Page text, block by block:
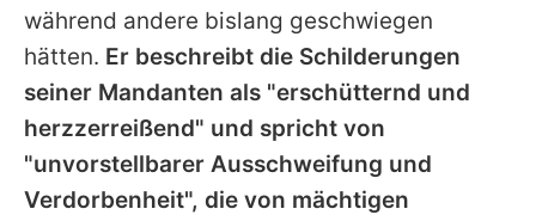
während andere bislang geschwiegen
hätten. Er beschreibt die Schilderungen
seiner Mandanten als "erschütternd und
herzzerreißend" und spricht von
"unvorstellbarer Ausschweifung und
Verdorbenheit", die von mächtigen